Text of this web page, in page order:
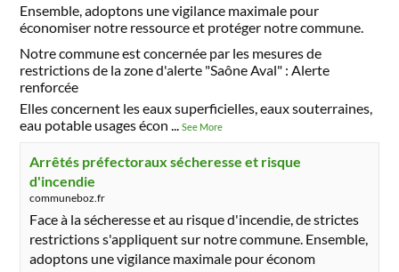
Ensemble, adoptons une vigilance maximale pour
économiser notre ressource et protéger notre commune.
Notre commune est concernée par les mesures de
restrictions de la zone d'alerte "Saône Aval" : Alerte
renforcée
Elles concernent les eaux superficielles, eaux souterraines,
eau potable usages écon
...See More
Arrêtés préfectoraux sécheresse et risque
d'incendie
communeboz.fr
Face à la sécheresse et au risque d'incendie, de strictes
restrictions s'appliquent sur notre commune. Ensemble,
adoptons une vigilance maximale pour économ